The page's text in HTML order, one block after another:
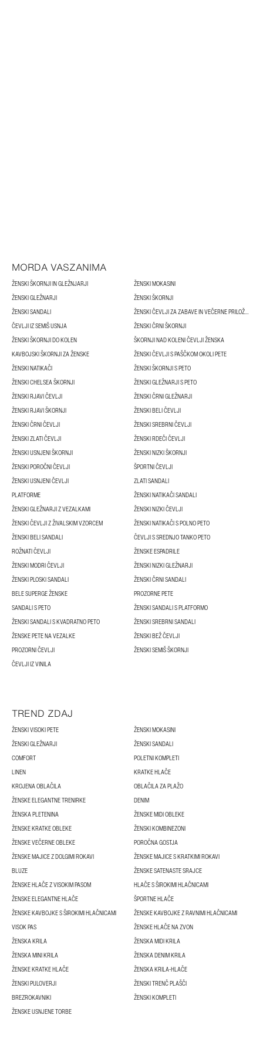
MORDA VASZANIMA
ŽENSKI ŠKORNJI IN GLEŽNJARJI
ŽENSKI MOKASINI
ŽENSKI GLEŽNARJI
ŽENSKI ŠKORNJI
ŽENSKI SANDALI
ŽENSKI ČEVLJI ZA ZABAVE IN VEČERNE PRILOŽNOSTI
ČEVLJI IZ SEMIŠ USNJA
ŽENSKI ČRNI ŠKORNJI
ŽENSKI ŠKORNJI DO KOLEN
ŠKORNJI NAD KOLENI ČEVLJI ŽENSKA
KAVBOJSKI ŠKORNJI ZA ŽENSKE
ŽENSKI ČEVLJI S PAŠČKOM OKOLI PETE
ŽENSKI NATIKAČI
ŽENSKI ŠKORNJI S PETO
ŽENSKI CHELSEA ŠKORNJI
ŽENSKI GLEŽNARJI S PETO
ŽENSKI RJAVI ČEVLJI
ŽENSKI ČRNI GLEŽNARJI
ŽENSKI RJAVI ŠKORNJI
ŽENSKI BELI ČEVLJI
ŽENSKI ČRNI ČEVLJI
ŽENSKI SREBRNI ČEVLJI
ŽENSKI ZLATI ČEVLJI
ŽENSKI RDEČI ČEVLJI
ŽENSKI USNJENI ŠKORNJI
ŽENSKI NIZKI ŠKORNJI
ŽENSKI POROČNI ČEVLJI
ŠPORTNI ČEVLJI
ŽENSKI USNJENI ČEVLJI
ZLATI SANDALI
PLATFORME
ŽENSKI NATIKAČI SANDALI
ŽENSKI GLEŽNARJI Z VEZALKAMI
ŽENSKI NIZKI ČEVLJI
ŽENSKI ČEVLJI Z ŽIVALSKIM VZORCEM
ŽENSKI NATIKAČI S POLNO PETO
ŽENSKI BELI SANDALI
ČEVLJI S SREDNJO TANKO PETO
ROŽNATI ČEVLJI
ŽENSKE ESPADRILE
ŽENSKI MODRI ČEVLJI
ŽENSKI NIZKI GLEŽNARJI
ŽENSKI PLOSKI SANDALI
ŽENSKI ČRNI SANDALI
BELE SUPERGE ŽENSKE
PROZORNE PETE
SANDALI S PETO
ŽENSKI SANDALI S PLATFORMO
ŽENSKI SANDALI S KVADRATNO PETO
ŽENSKI SREBRNI SANDALI
ŽENSKE PETE NA VEZALKE
ŽENSKI BEŽ ČEVLJI
PROZORNI ČEVLJI
ŽENSKI SEMIŠ ŠKORNJI
ČEVLJI IZ VINILA
TREND ZDAJ
ŽENSKI VISOKI PETE
ŽENSKI MOKASINI
ŽENSKI GLEŽNARJI
ŽENSKI SANDALI
COMFORT
POLETNI KOMPLETI
LINEN
KRATKE HLAČE
KROJENA OBLAČILA
OBLAČILA ZA PLAŽO
ŽENSKE ELEGANTNE TRENIRKE
DENIM
ŽENSKA PLETENINA
ŽENSKE MIDI OBLEKE
ŽENSKE KRATKE OBLEKE
ŽENSKI KOMBINEZONI
ŽENSKE VEČERNE OBLEKE
POROČNA GOSTJA
ŽENSKE MAJICE Z DOLGIMI ROKAVI
ŽENSKE MAJICE S KRATKIMI ROKAVI
BLUZE
ŽENSKE SATENASTE SRAJCE
ŽENSKE HLAČE Z VISOKIM PASOM
HLAČE S ŠIROKIMI HLAČNICAMI
ŽENSKE ELEGANTNE HLAČE
ŠPORTNE HLAČE
ŽENSKE KAVBOJKE S ŠIROKIMI HLAČNICAMI
ŽENSKE KAVBOJKE Z RAVNIMI HLAČNICAMI
VISOK PAS
ŽENSKE HLAČE NA ZVON
ŽENSKA KRILA
ŽENSKA MIDI KRILA
ŽENSKA MINI KRILA
ŽENSKA DENIM KRILA
ŽENSKE KRATKE HLAČE
ŽENSKA KRILA-HLAČE
ŽENSKI PULOVERJI
ŽENSKI TRENČ PLAŠČI
BREZROKAVNIKI
ŽENSKI KOMPLETI
ŽENSKE USNJENE TORBE